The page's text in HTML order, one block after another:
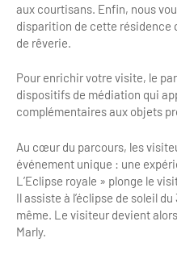
Améliorer la qualité
Labels, Certifications et
Accessibilité
Tourisme & Handicap
Se former et s'informer à
Nos publics en situation de
Logistique
Agences Réceptives et
Guides et interprètes
Services, Wifi, cartes
Autocaristes/Transporteurs/
Destination Groupes
Magazine Paris Region
aux courtisans. Enfin, nous
disparition de cette résidence
de rêverie.
Pour enrichir votre visite, le
dispositifs de médiation qui
complémentaires aux objets
Au cœur du parcours, les
événement unique : une
L’Eclipse royale » plonge le
Il assiste à l’éclipse de soleil
même. Le visiteur devient
Marly.